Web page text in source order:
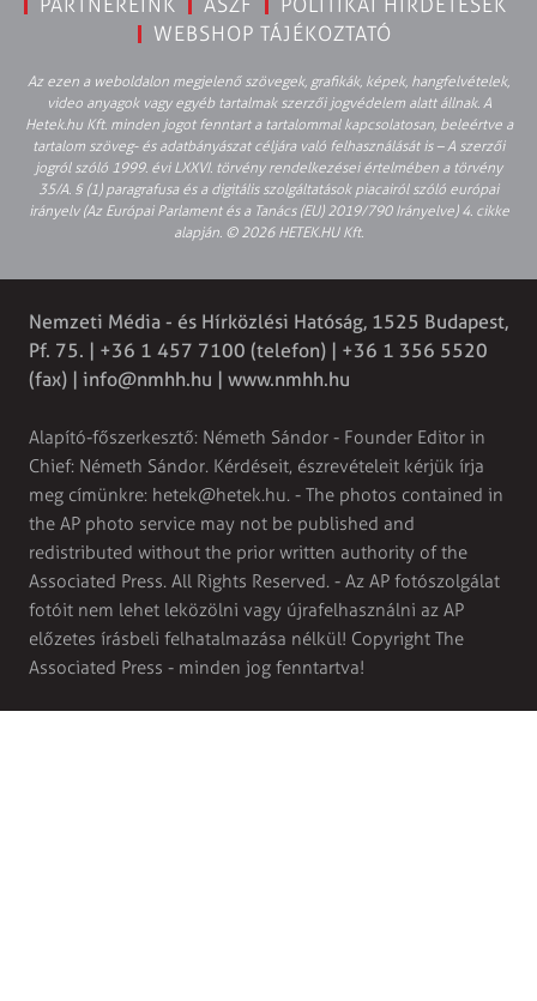
WEBSHOP TÁJÉKOZTATÓ
Az ezen a weboldalon megjelenő szövegek, grafikák, képek, hangfelvételek,
video anyagok vagy egyéb tartalmak szerzői jogvédelem alatt állnak. A
Hetek.hu Kft. minden jogot fenntart a tartalommal kapcsolatosan, beleértve a
tartalom szöveg- és adatbányászat céljára való felhasználását is – A szerzői
jogról szóló 1999. évi LXXVI. törvény rendelkezései értelmében a törvény
35/A. § (1) paragrafusa és a digitális szolgáltatások piacairól szóló európai
irányelv (Az Európai Parlament és a Tanács (EU) 2019/790 Irányelve) 4. cikke
alapján. © 2026 HETEK.HU Kft.
Nemzeti Média - és Hírközlési Hatóság, 1525 Budapest,
Pf. 75. | +36 1 457 7100 (telefon) | +36 1 356 5520
(fax) | info@nmhh.hu | www.nmhh.hu
Alapító-főszerkesztő: Németh Sándor - Founder Editor in
Chief: Németh Sándor. Kérdéseit, észrevételeit kérjük írja
meg címünkre: hetek@hetek.hu. - The photos contained in
the AP photo service may not be published and
redistributed without the prior written authority of the
Associated Press. All Rights Reserved. - Az AP fotószolgálat
fotóit nem lehet leközölni vagy újrafelhasználni az AP
előzetes írásbeli felhatalmazása nélkül! Copyright The
Associated Press - minden jog fenntartva!